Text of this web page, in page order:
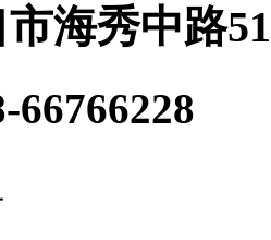
海秀中路
66766228